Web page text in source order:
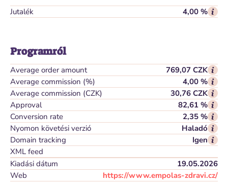
Jutalék 4,00 %
Programról
Average order amount
769,07 CZK
Average commission (%)
4,00 %
Average commission (CZK)
30,76 CZK
Approval
82,61 %
Conversion rate
2,35 %
Nyomon követési verzió
Haladó
Domain tracking
Igen
XML feed
Kiadási dátum
19.05.2026
Web
https://www.empolas-zdravi.cz/